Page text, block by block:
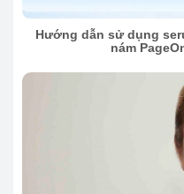
Hướng dẫn sử dụng
nám